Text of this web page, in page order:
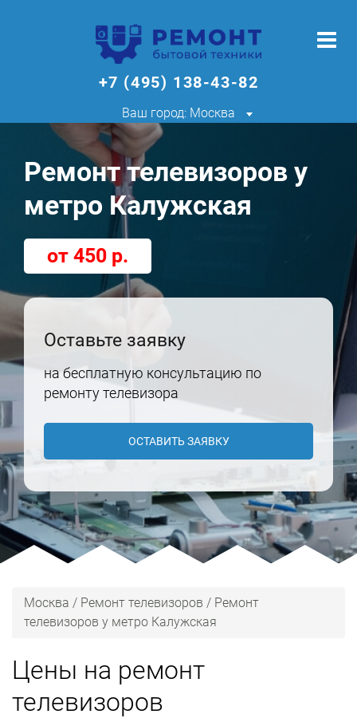
+7 (495) 138-43-82
Ваш город: Москва
Ремонт телевизоров у
метро Калужская
от 450 р.
Оставьте заявку
на бесплатную консультацию по
ремонту телевизора
ОСТАВИТЬ ЗАЯВКУ
Москва / Ремонт телевизоров / Ремонт
телевизоров у метро Калужская
Цены на ремонт
телевизоров